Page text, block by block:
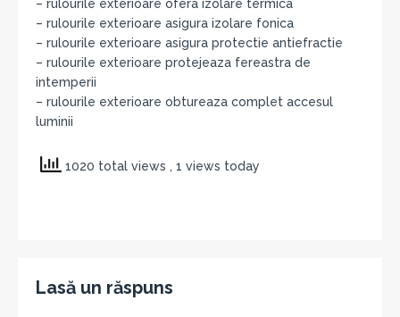
– rulourile exterioare ofera izolare termica
– rulourile exterioare asigura izolare fonica
– rulourile exterioare asigura protectie antiefractie
– rulourile exterioare protejeaza fereastra de
intemperii
– rulourile exterioare obtureaza complet accesul
luminii
1020 total views , 1 views today
Lasă un răspuns